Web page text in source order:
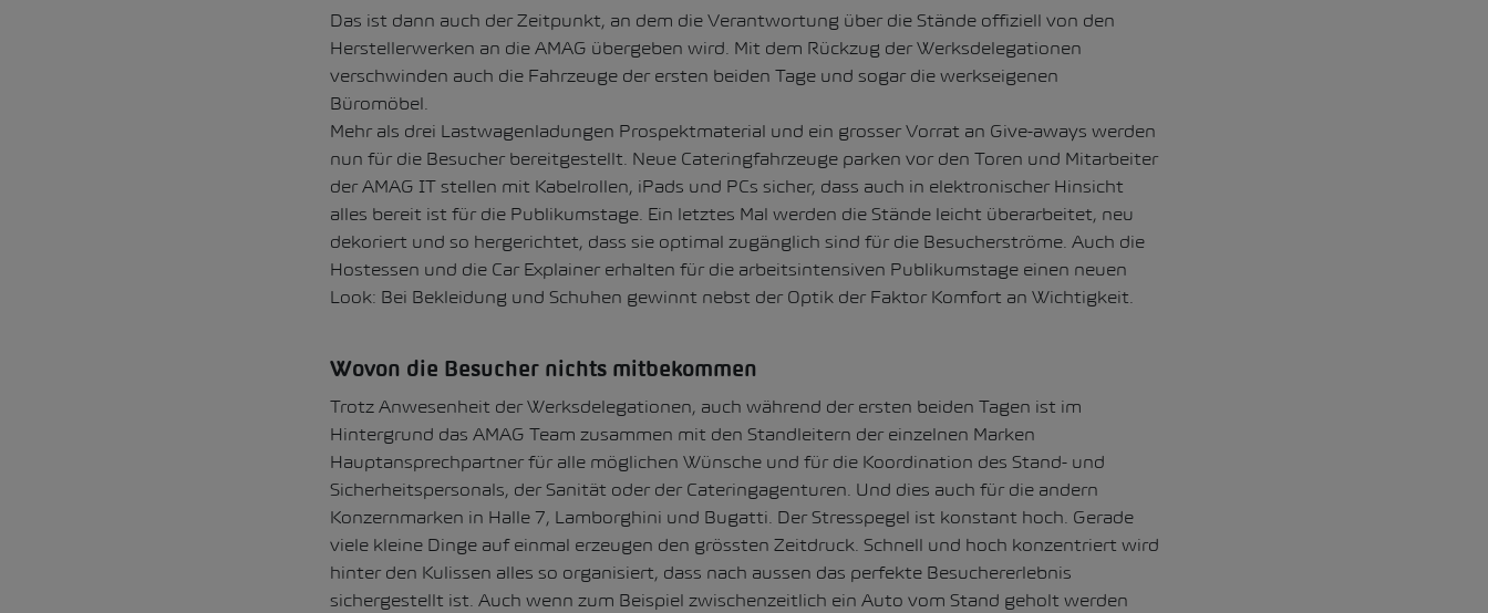
Das ist dann auch der Zeitpunkt, an dem die Verantwortung über die Stände offiziell von den
Herstellerwerken an die AMAG übergeben wird. Mit dem Rückzug der Werksdelegationen
verschwinden auch die Fahrzeuge der ersten beiden Tage und sogar die werkseigenen
Büromöbel.
Mehr als drei Lastwagenladungen Prospektmaterial und ein grosser Vorrat an Give-aways werden
nun für die Besucher bereitgestellt. Neue Cateringfahrzeuge parken vor den Toren und Mitarbeiter
der AMAG IT stellen mit Kabelrollen, iPads und PCs sicher, dass auch in elektronischer Hinsicht
alles bereit ist für die Publikumstage. Ein letztes Mal werden die Stände leicht überarbeitet, neu
dekoriert und so hergerichtet, dass sie optimal zugänglich sind für die Besucherströme. Auch die
Hostessen und die Car Explainer erhalten für die arbeitsintensiven Publikumstage einen neuen
Look: Bei Bekleidung und Schuhen gewinnt nebst der Optik der Faktor Komfort an Wichtigkeit.
Wovon die Besucher nichts mitbekommen
Trotz Anwesenheit der Werksdelegationen, auch während der ersten beiden Tagen ist im
Hintergrund das AMAG Team zusammen mit den Standleitern der einzelnen Marken
Hauptansprechpartner für alle möglichen Wünsche und für die Koordination des Stand- und
Sicherheitspersonals, der Sanität oder der Cateringagenturen. Und dies auch für die andern
Konzernmarken in Halle 7, Lamborghini und Bugatti. Der Stresspegel ist konstant hoch. Gerade
viele kleine Dinge auf einmal erzeugen den grössten Zeitdruck. Schnell und hoch konzentriert wird
hinter den Kulissen alles so organisiert, dass nach aussen das perfekte Besuchererlebnis
sichergestellt ist. Auch wenn zum Beispiel zwischenzeitlich ein Auto vom Stand geholt werden